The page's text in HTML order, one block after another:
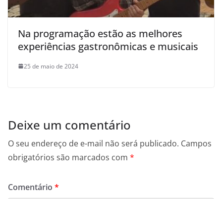
Na programação estão as melhores
experiências gastronômicas e musicais
25 de maio de 2024
Deixe um comentário
O seu endereço de e-mail não será publicado. Campos
obrigatórios são marcados com *
Comentário *